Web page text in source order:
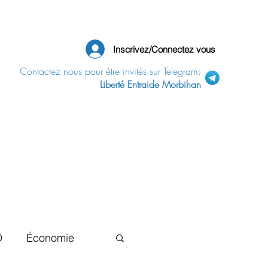
Inscrivez/Connectez vous
Contactez nous pour être invités sur Telegram:
Liberté Entraide Morbihan
Économie